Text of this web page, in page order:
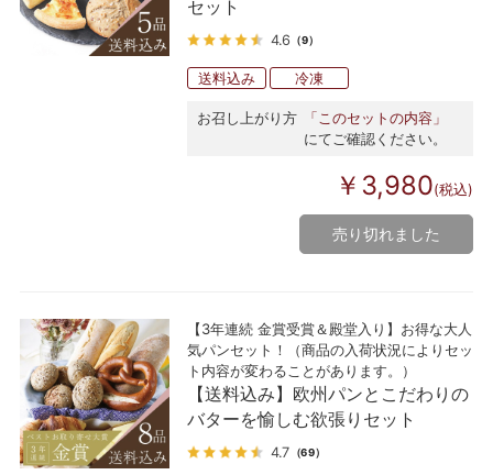
セット
4.6 （9）
送料込み 冷凍
お召し上がり方
「このセットの内容」
にてご確認ください。
￥3,980(税込)
売り切れました
【3年連続 金賞受賞＆殿堂入り】お得な大人
気パンセット！（商品の入荷状況によりセッ
ト内容が変わることがあります。）
【送料込み】欧州パンとこだわりの
バターを愉しむ欲張りセット
4.7 （69）